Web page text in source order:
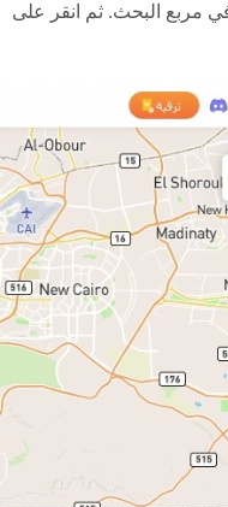
مربع البحث. ثم انقر على